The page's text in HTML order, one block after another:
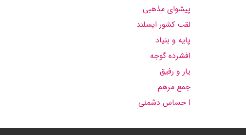
پیشوای مذهبی
لقب كشور ایسلند
پایه و بنیاد
افشرده گوجه
یار و رفیق
جمع مرهم
ا حساس دشمنی